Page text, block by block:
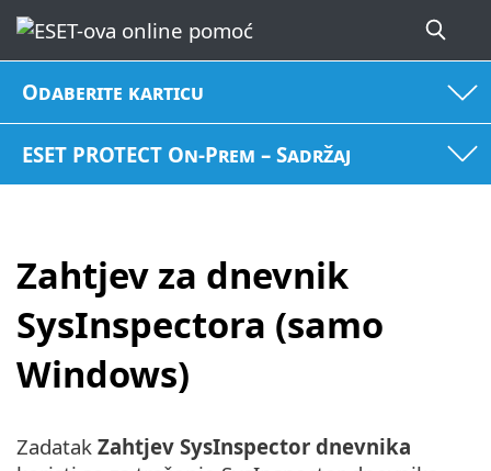
Odaberite karticu
ESET PROTECT On-Prem – Sadržaj
Zahtjev za dnevnik
SysInspectora (samo
Windows)
Zadatak Zahtjev SysInspector dnevnika